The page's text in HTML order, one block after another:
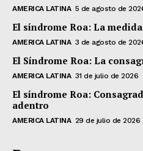
AMERICA LATINA 5 de agosto de
El síndrome Roa: La
AMERICA LATINA 3 de agosto de
El Síndrome Roa: La
AMERICA LATINA 31 de julio de 2026
El síndrome Roa:
adentro
AMERICA LATINA 29 de julio de 2026